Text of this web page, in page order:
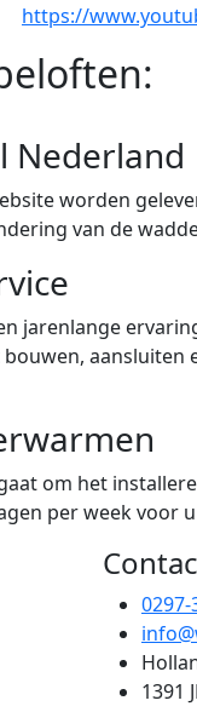
https://
Nederland
worden
van de
jarenlange
aansluiten
om het
per week voor
0297-
1391